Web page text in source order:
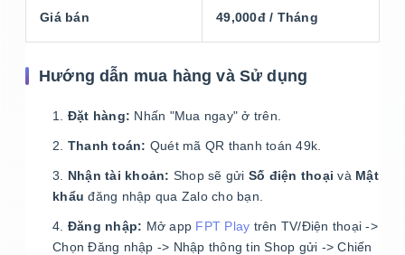
Giá bán 49,000đ / Tháng
Hướng dẫn mua hàng và Sử dụng
Đặt hàng: Nhấn "Mua ngay" ở trên.
Thanh toán: Quét mã QR thanh toán 49k.
Nhận tài khoản: Shop sẽ gửi Số điện thoại và Mật
khẩu đăng nhập qua Zalo cho bạn.
Đăng nhập: Mở app FPT Play trên TV/Điện thoại ->
Chọn Đăng nhập -> Nhập thông tin Shop gửi -> Chiến